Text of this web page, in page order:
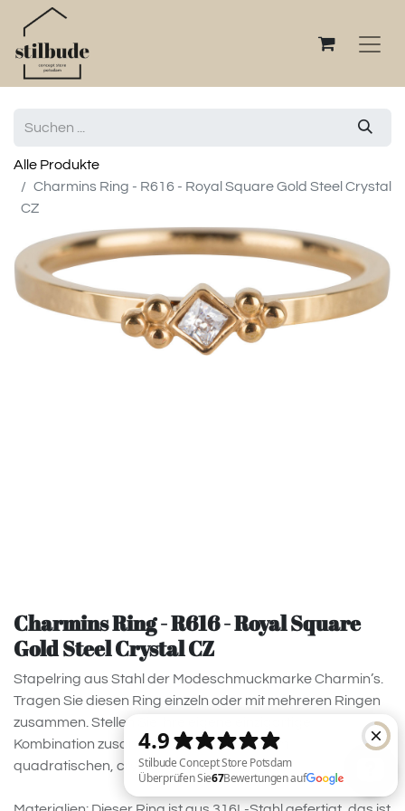
Alle Produkte
Charmins Ring - R616 - Royal Square Gold Steel Crystal
CZ
Charmins Ring - R616 - Royal Square
Gold Steel Crystal CZ
Stapelring aus Stahl der Modeschmuckmarke Charmin’s.
Tragen Sie diesen Ring einzeln oder mit mehreren Ringen
zusammen. Stellen Sie Ihre eigene einzigartige
Kombination zusammen. Verziert mit einem
quadratischen, crytalfarbenen Zikonia.